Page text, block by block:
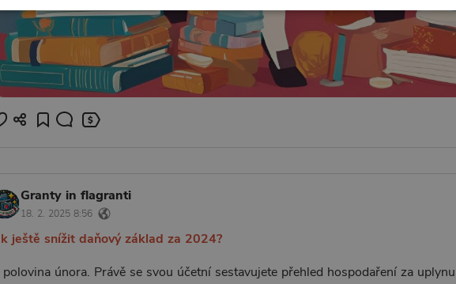
Granty in flagranti
18. 2. 2025 8:56
ještě snížit daňový základ za 2024?
polovina února. Právě se svou účetní sestavujete přehled hospodaření za